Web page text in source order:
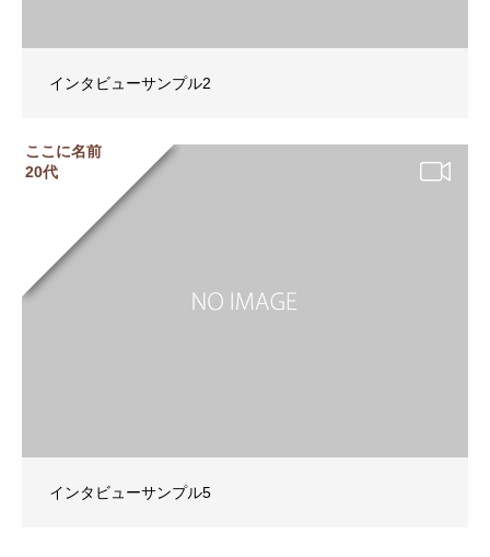
インタビューサンプル2
ここに名前
20代
インタビューサンプル5